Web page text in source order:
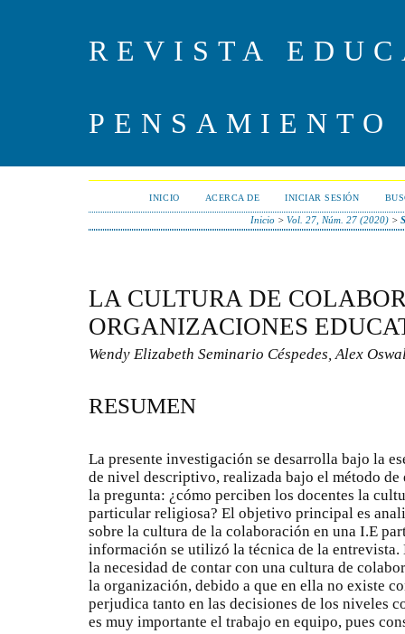
REVISTA
PENSAMIENTO
INICIO ACERCA DE INICIAR SESIÓN
Inicio >Vol. 27, Núm. 27 (2020) >
LA CULTURA DE
ORGANIZACIONES
Wendy Elizabeth Seminario Céspedes, Alex
RESUMEN
La presente investigación se desarrolla bajo la
de nivel descriptivo, realizada bajo el método de
la pregunta: ¿cómo perciben los docentes la
particular religiosa? El objetivo principal es
sobre la cultura de la colaboración en una I.E
información se utilizó la técnica de la
la necesidad de contar con una cultura de
la organización, debido a que en ella no existe
perjudica tanto en las decisiones de los niveles
es muy importante el trabajo en equipo, pues